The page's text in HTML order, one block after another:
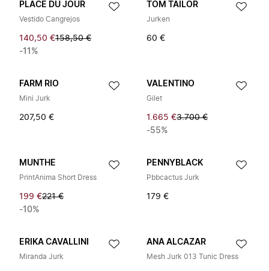
PLACE DU JOUR
Vestido Cangrejos
140,50 €158,50 €
-11%
TOM TAILOR
Jurken
60 €
FARM RIO
Mini Jurk
207,50 €
VALENTINO
Gilet
1.665 €3.700 €
-55%
MUNTHE
PrintAnima Short Dress
199 €221 €
-10%
PENNYBLACK
Pbbcactus Jurk
179 €
ERIKA CAVALLINI
Miranda Jurk
ANA ALCAZAR
Mesh Jurk 013 Tunic Dress